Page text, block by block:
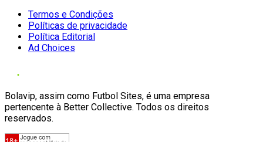
Termos e Condições
Políticas de privacidade
Política Editorial
Ad Choices
Bolavip, assim como Futbol Sites, é uma empresa
pertencente à Better Collective. Todos os direitos
reservados.